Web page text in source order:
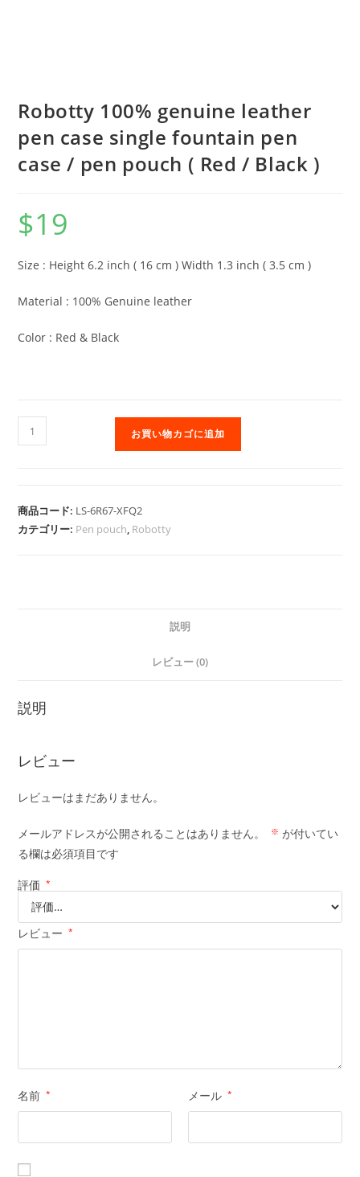
Robotty 100% genuine leather
pen case single fountain pen
case / pen pouch ( Red / Black )
$19
Size : Height 6.2 inch ( 16 cm ) Width 1.3 inch ( 3.5 cm )
Material : 100% Genuine leather
Color : Red & Black
Robotty
100%
pen
case
Red
)
お買い物カゴに追加
商品コード: LS-6R67-XFQ2
カテゴリー: Pen pouch, Robotty
説明
レビュー (0)
説明
レビュー
レビューはまだありません。
メールアドレスが公開されることはありません。 ※ が付いてい
る欄は必須項目です
評価 *
レビュー *
名前 * メール *